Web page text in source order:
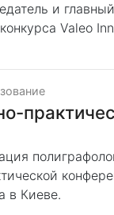
и
Valeo
в Киеве.